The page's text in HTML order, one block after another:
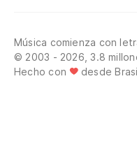
Música comienza con
© 2003 - 2026, 3.8
Hecho con
desde